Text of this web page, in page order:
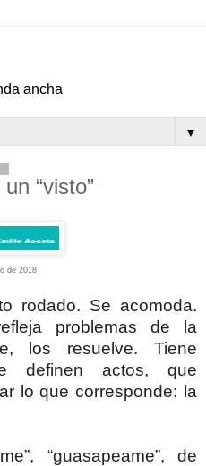
ancha
▼
“visto”
de 2018
rodado. Se acomoda.
problemas de la
los resuelve. Tiene
definen actos, que
lo que corresponde: la
“guasapeame”, de